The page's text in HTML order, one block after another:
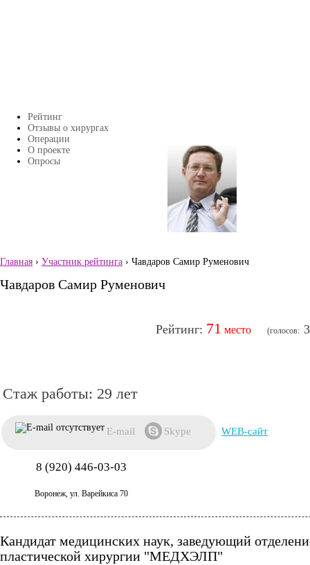
Главное меню
Рейтинг
Отзывы о хирургах
Операции
О проекте
Опросы
Страницы
Главная › Участник рейтинга › Чавдаров Самир Руменович
Чавдаров Самир Руменович
71
29 лет
E-mail Skype WEB-сайт
8 (920) 446-03-03
Воронеж, ул. Варейкиса 70
Кандидат медицинских наук, заведующий
пластической хирургии "МЕДХЭЛП"